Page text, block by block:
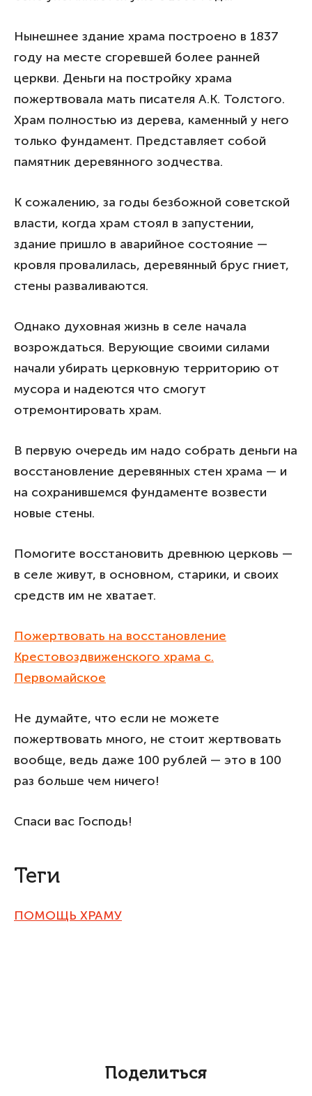
Нынешнее здание храма построено в 1837
году на месте сгоревшей более ранней
церкви. Деньги на постройку храма
пожертвовала мать писателя А.К. Толстого.
Храм полностью из дерева, каменный у него
только фундамент. Представляет собой
памятник деревянного зодчества.
К сожалению, за годы безбожной советской
власти, когда храм стоял в запустении,
здание пришло в аварийное состояние —
кровля провалилась, деревянный брус гниет,
стены разваливаются.
Однако духовная жизнь в селе начала
возрождаться. Верующие своими силами
начали убирать церковную территорию от
мусора и надеются что смогут
отремонтировать храм.
В первую очередь им надо собрать деньги на
восстановление деревянных стен храма — и
на сохранившемся фундаменте возвести
новые стены.
Помогите восстановить древнюю церковь —
в селе живут, в основном, старики, и своих
средств им не хватает.
Пожертвовать на восстановление
Крестовоздвиженского храма с.
Первомайское
Не думайте, что если не можете
пожертвовать много, не стоит жертвовать
вообще, ведь даже 100 рублей — это в 100
раз больше чем ничего!
Спаси вас Господь!
Теги
ПОМОЩЬ ХРАМУ
Поделиться